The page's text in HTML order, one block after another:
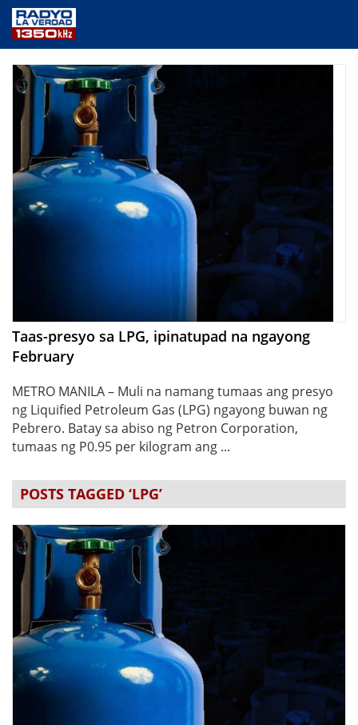
PUBLIC SERVICE
ANNOUNCEMENTS
PROGRAMS
ABOUT
CONTACT US
Taas-presyo sa LPG, ipinatupad na ngayong
February
METRO MANILA – Muli na namang tumaas ang presyo
ng Liquified Petroleum Gas (LPG) ngayong buwan ng
Pebrero. Batay sa abiso ng Petron Corporation,
tumaas ng P0.95 per kilogram ang ...
POSTS TAGGED ‘LPG’